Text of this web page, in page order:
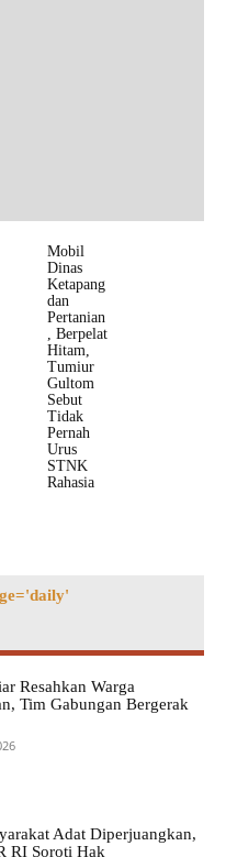
Mobil
Dinas
Ketapang
dan
Pertanian
, Berpelat
Hitam,
Tumiur
Gultom
Sebut
Tidak
Pernah
Urus
STNK
Rahasia
Resahkan Warga
Tim Gabungan Bergerak
Adat Diperjuangkan,
RI Soroti Hak